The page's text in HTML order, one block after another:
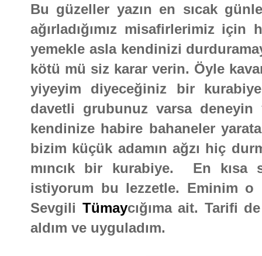
Bu güzeller yazın en sıcak
ağırladığımız misafirlerimiz için
yemekle asla kendinizi
kötü mü siz karar verin. Öyle
yiyeyim diyeceğiniz bir
davetli grubunuz varsa
kendinize habire bahaneler
bizim küçük adamın ağzı hiç
mıncık bir kurabiye. En kısa
istiyorum bu lezzetle. Eminim o
Sevgili Tümaycığıma ait. Tarifi
aldım ve uyguladım.